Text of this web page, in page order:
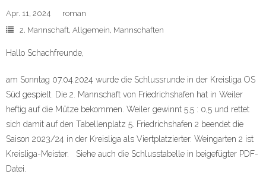
Apr. 11, 2024
roman
2. Mannschaft, Allgemein, Mannschaften
Hallo Schachfreunde,
am Sonntag 07.04.2024 wurde die Schlussrunde in der Kreisliga OS
Süd gespielt. Die 2. Mannschaft von Friedrichshafen hat in Weiler
heftig auf die Mütze bekommen. Weiler gewinnt 5,5 : 0,5 und rettet
sich damit auf den Tabellenplatz 5. Friedrichshafen 2 beendet die
Saison 2023/24 in der Kreisliga als Viertplatzierter. Weingarten 2 ist
Kreisliga-Meister. Siehe auch die Schlusstabelle in beigefügter PDF-
Datei.